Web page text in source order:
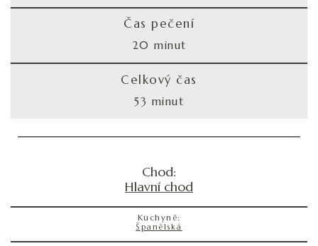
Čas pečení
20 minut
Celkový čas
53 minut
Chod:
Hlavní chod
Kuchyně:
Španělská